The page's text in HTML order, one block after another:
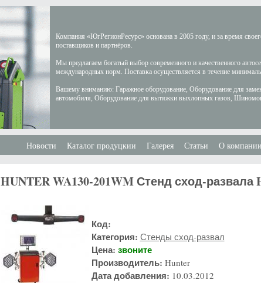
Компания «ЮгРегионРесурс» основана в 2005 году, и за время
поставщиков и партнёров.
Мы предлагаем богатый выбор современного и качественного
международных норм. Поставка осуществляется в течение
Вашему вниманию: Гаражное оборудование, Оборудование для
автомобиля, Оборудование для вытяжки выхлопных газов,
Новости Каталог продуцкии Галерея Статьи О компании
HUNTER WA130-201WM Стенд сход-развала
Код:
Категория: Стенды сход-развал
Цена: звоните
Производитель: Hunter
Дата добавления: 10.03.2012